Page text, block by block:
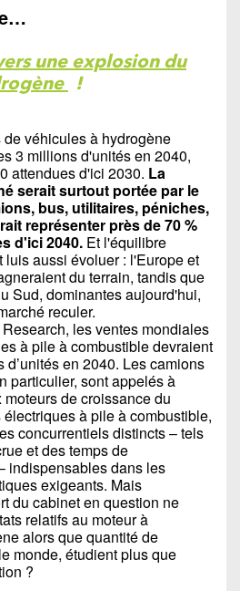
une explosion du
!
véhicules à hydrogène
3 millions d'unités en 2040,
attendues d'ici 2030. La
serait surtout portée par le
bus, utilitaires, péniches,
représenter près de 70 %
d'ici 2040. Et l'équilibre
aussi évoluer : l'Europe et
du terrain, tandis que
Sud, dominantes aujourd'hui,
reculer.
les ventes mondiales
à pile à combustible devraient
en 2040. Les camions
particulier, sont appelés à
de croissance du
à pile à combustible,
concurrentiels distincts – tels
et des temps de
indispensables dans les
exigeants. Mais
du cabinet en question ne
relatifs au moteur à
alors que quantité de
monde, étudient plus que
?